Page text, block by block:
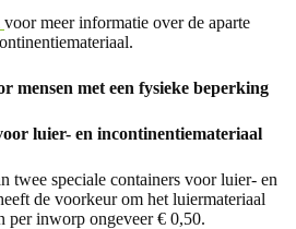
voor meer informatie over de aparte
mensen met een fysieke beperking
luier- en incontinentiemateriaal
twee speciale containers voor luier- en
de voorkeur om het luiermateriaal
per inworp ongeveer € 0,50.